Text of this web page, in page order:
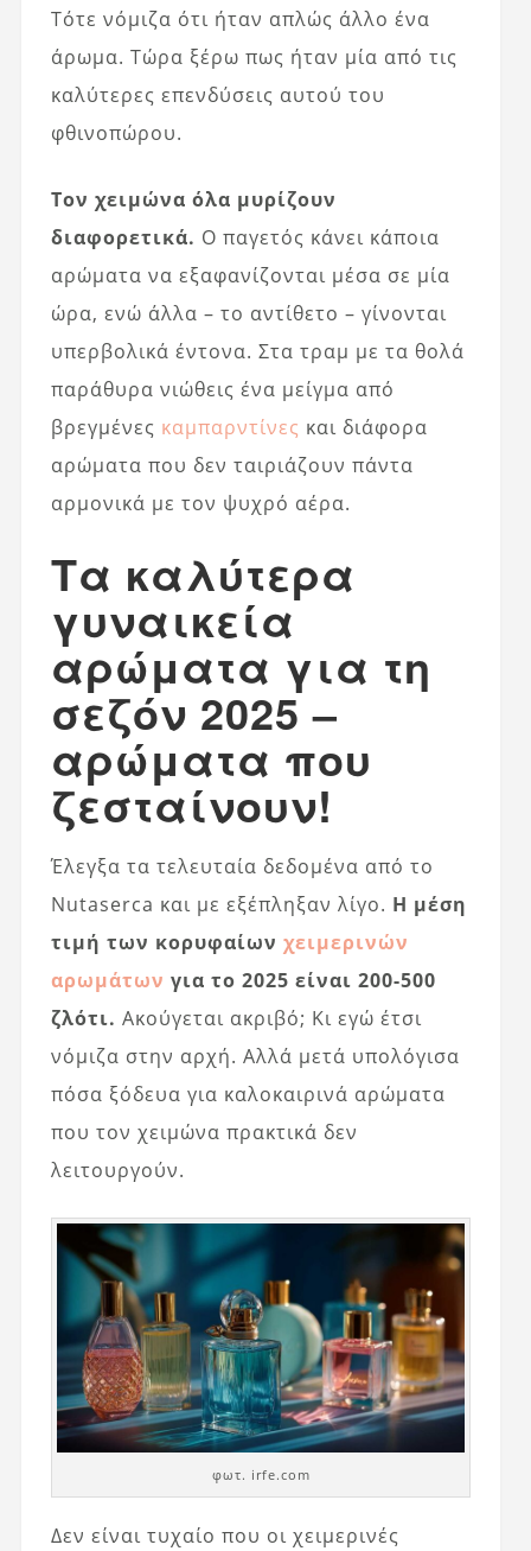
Τότε νόμιζα ότι ήταν απλώς άλλο ένα
άρωμα. Τώρα ξέρω πως ήταν μία από τις
καλύτερες επενδύσεις αυτού του
φθινοπώρου.
Τον χειμώνα όλα μυρίζουν
διαφορετικά. Ο παγετός κάνει κάποια
αρώματα να εξαφανίζονται μέσα σε μία
ώρα, ενώ άλλα – το αντίθετο – γίνονται
υπερβολικά έντονα. Στα τραμ με τα θολά
παράθυρα νιώθεις ένα μείγμα από
βρεγμένες καμπαρντίνες και διάφορα
αρώματα που δεν ταιριάζουν πάντα
αρμονικά με τον ψυχρό αέρα.
Τα καλύτερα
γυναικεία
αρώματα για τη
σεζόν 2025 –
αρώματα που
ζεσταίνουν!
Έλεγξα τα τελευταία δεδομένα από το
Nutaserca και με εξέπληξαν λίγο. Η μέση
τιμή των κορυφαίων χειμερινών
αρωμάτων για το 2025 είναι 200-500
ζλότι. Ακούγεται ακριβό; Κι εγώ έτσι
νόμιζα στην αρχή. Αλλά μετά υπολόγισα
πόσα ξόδευα για καλοκαιρινά αρώματα
που τον χειμώνα πρακτικά δεν
λειτουργούν.
φωτ. irfe.com
Δεν είναι τυχαίο που οι χειμερινές